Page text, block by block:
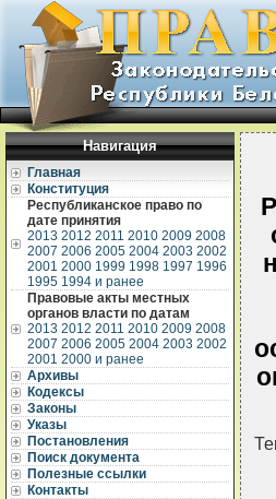
Навигация
Главная
Конституция
Республиканское право по
дате принятия
2013 2012 2011 2010 2009 2008
2007 2006 2005 2004 2003 2002
2001 2000 1999 1998 1997 1996
1995 1994 и ранее
Правовые акты местных
органов власти по датам
2013 2012 2011 2010 2009 2008
2007 2006 2005 2004 2003 2002
2001 2000 и ранее
Архивы
Кодексы
Законы
Указы
Постановления
Поиск документа
Полезные ссылки
Контакты